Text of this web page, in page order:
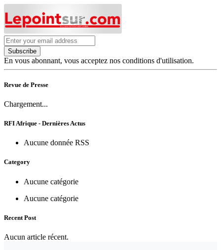
Subscribe
En vous abonnant, vous acceptez nos conditions d'utilisation.
Revue de Presse
Chargement...
RFI Afrique - Dernières Actus
Aucune donnée RSS
Category
Aucune catégorie
Aucune catégorie
Recent Post
Aucun article récent.